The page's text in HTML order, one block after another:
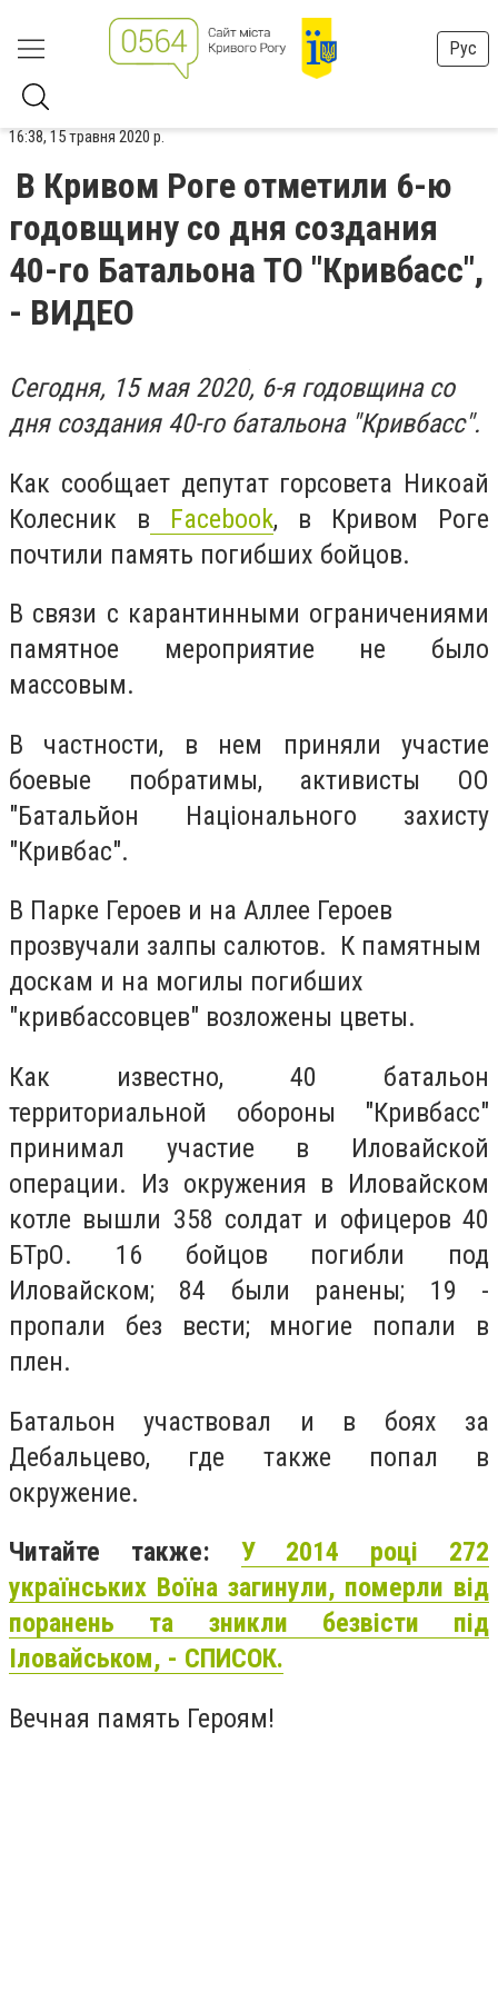
Рус
16:38, 15 травня 2020 р.
В Кривом Роге отметили 6-ю
годовщину со дня создания
40-го Батальона ТО "Кривбасс",
- ВИДЕО
Cегодня, 15 мая 2020, 6-я годовщина со
дня создания 40-го батальона "Кривбасс".
Как сообщает депутат горсовета Никоай
Колесник в Facebook, в Кривом Роге
почтили память погибших бойцов.
В связи с карантинными ограничениями
памятное мероприятие не было
массовым.
В частности, в нем приняли участие
боевые побратимы, активисты ОО
"Батальйон Національного захисту
"Кривбас".
В Парке Героев и на Аллее Героев
прозвучали залпы салютов. К памятным
доскам и на могилы погибших
"кривбассовцев" возложены цветы.
Как известно, 40 батальон
территориальной обороны "Кривбасс"
принимал участие в Иловайской
операции. Из окружения в Иловайском
котле вышли 358 солдат и офицеров 40
БТрО. 16 бойцов погибли под
Иловайском; 84 были ранены; 19 -
пропали без вести; многие попали в
плен.
Батальон участвовал и в боях за
Дебальцево, где также попал в
окружение.
Читайте также: У 2014 році 272
українських Воїна загинули, померли від
поранень та зникли безвісти під
Іловайськом, - СПИСОК.
Вечная память Героям!